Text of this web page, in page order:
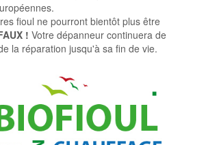
fioul ne pourront bientôt plus être
! Votre dépanneur continuera de
la réparation jusqu'à sa fin de vie.